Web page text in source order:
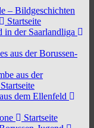
– Bildgeschichten
Startseite
in der Saarlandliga
aus der Borussen-
aus der
Startseite
dem Ellenfeld
Startseite